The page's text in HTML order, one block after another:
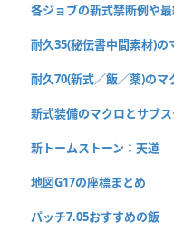
各ジョブの新式禁断例や
耐久35(秘伝書中間素材)の
耐久70(新式／飯／薬)のマ
新式装備のマクロとサブ
新トームストーン：天道
地図G17の座標まとめ
パッチ7.05おすすめの飯